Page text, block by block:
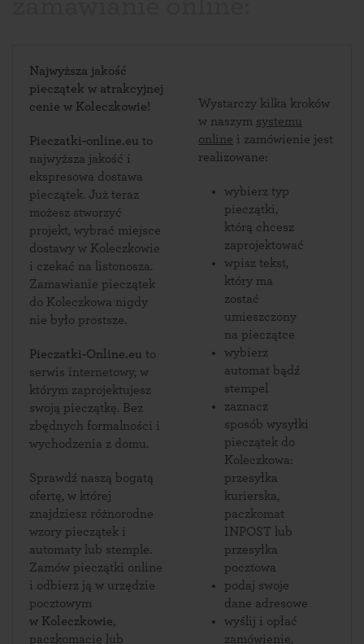
Najwyższa jakość
pieczątek w atrakcyjnej
cenie w Koleczkowie!
Pieczatki-online.eu to
najwyższa jakość i
ekspresowa dostawa
pieczątek. Już teraz
możesz stworzyć
projekt, wybrać miejsce
dostawy w Koleczkowie
i czekać na listonosza.
Zamawianie pieczątek
do Koleczkowa nigdy
nie było prostsze.
Pieczatki-Online.eu
serwis internetowy, w
którym zaprojektujesz
swoją pieczątkę. Bez
zbędnych formalności i
wychodzenia z domu.
Sprawdź naszą bogatą
ofertę, w której
znajdziesz różnorodne
wzory pieczątek i
automaty lub stemple.
Zamów pieczątki online
i odbierz ją w urzędzie
pocztowym
w Koleczkowie,
paczkomacie lub
Wystarczy kilka kroków
w naszym systemu
online i zamówienie jest
realizowane:
wybierz typ
pieczątki,
którą chcesz
zaprojektować
wpisz tekst,
który ma
zostać
umieszczony
na pieczątce
wybierz
automat bądź
stempel
zaznacz
sposób wysyłki
pieczątek do
Koleczkowa:
przesyłka
kurierska,
paczkomat
INPOST lub
przesyłka
pocztowa
podaj swoje
dane adresowe
wyślij i opłać
zamówienie.